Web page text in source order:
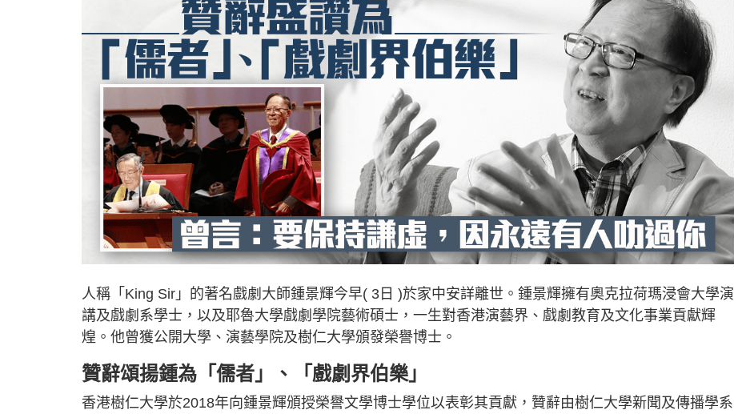
人稱「King Sir」的著名戲劇大師鍾景輝今早( 3日 )於家中安詳離世。鍾景輝擁有奧克拉荷瑪浸會大學演
講及戲劇系學士，以及耶魯大學戲劇學院藝術碩士，一生對香港演藝界、戲劇教育及文化事業貢獻輝
煌。他曾獲公開大學、演藝學院及樹仁大學頒發榮譽博士。
贊辭頌揚鍾為「儒者」、「戲劇界伯樂」
香港樹仁大學於2018年向鍾景輝頒授榮譽文學博士學位以表彰其貢獻，贊辭由樹仁大學新聞及傳播學系